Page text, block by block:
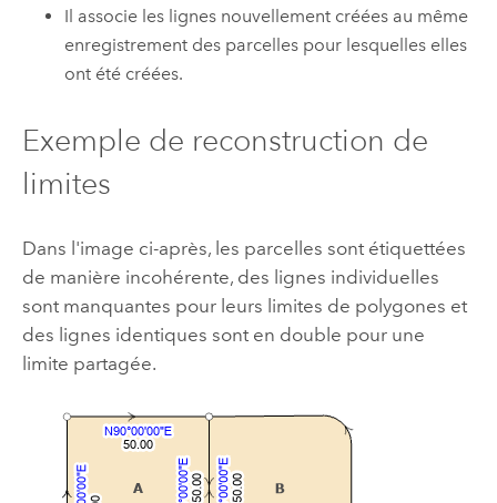
Il associe les lignes nouvellement créées au même
enregistrement des parcelles pour lesquelles elles
ont été créées.
Exemple de reconstruction de
limites
Dans l'image ci-après, les parcelles sont étiquettées
de manière incohérente, des lignes individuelles
sont manquantes pour leurs limites de polygones et
des lignes identiques sont en double pour une
limite partagée.